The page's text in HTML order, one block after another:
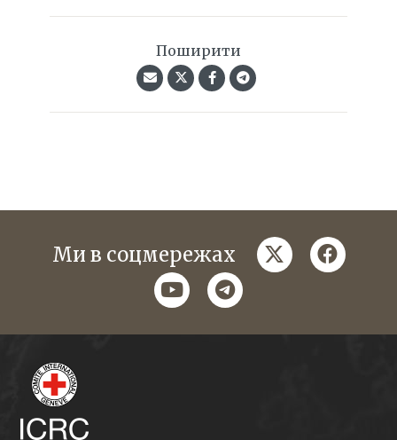
Поширити
Ми в соцмережах twitter
youtubetelegram